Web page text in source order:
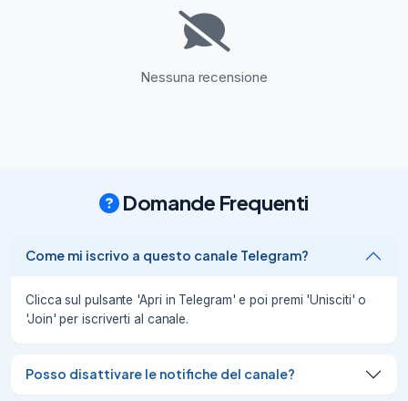
07/08/26
📲
🆕
LEGO Architecture Fontana di Trevi Kit di
Nessuna recensione
Domande Frequenti
Come mi iscrivo a questo canale Telegram?
Clicca sul pulsante 'Apri in Telegram' e poi premi 'Unisciti' o
'Join' per iscriverti al canale.
Posso disattivare le notifiche del canale?